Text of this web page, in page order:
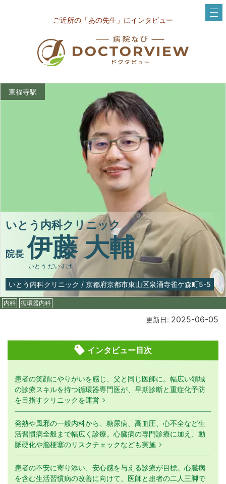
ご近所の「あの先生」にインタビュー
東福寺駅
いとう内科クリニック
院長 伊藤 大輔
いとう だいすけ
いとう内科クリニック / 京都府京都市東山区泉涌寺雀ケ森町5-5
内科 循環器内科
更新日: 2025-06-05
インタビュー目次
患者の笑顔にやりがいを感じ、父と同じ医師に。幅広い領域
の診療スキルを持つ循環器専門医が、早期診断と重症化予防
を目指すクリニックを運営
発熱や風邪の一般内科から、糖尿病、高血圧、心不全など生
活習慣病全般まで幅広く診療。心臓病の専門診療に加え、動
脈硬化や脳梗塞のリスクチェックなども実施
患者の不安に寄り添い、安心感を与える診療が目標。心臓病
を含む生活習慣病の改善に向けて、医師と患者の二人三脚で